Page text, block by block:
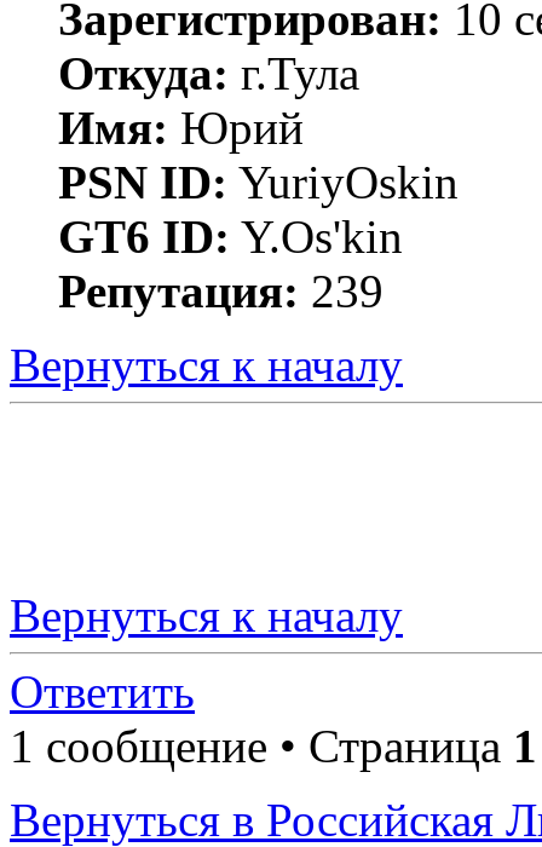
Зарегистрирован: 10
Откуда: г.Тула
Имя: Юрий
PSN ID: YuriyOskin
GT6 ID: Y.Os'kin
Репутация: 239
Вернуться к началу
Вернуться к началу
Ответить
1 сообщение • Страница 1
Вернуться в Российская